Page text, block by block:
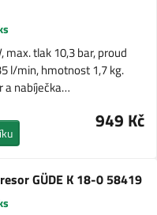
max. tlak 10,3 bar, proud
l/min, hmotnost 1,7 kg.
a nabíječka…
949 Kč
GÜDE K 18-0 58419